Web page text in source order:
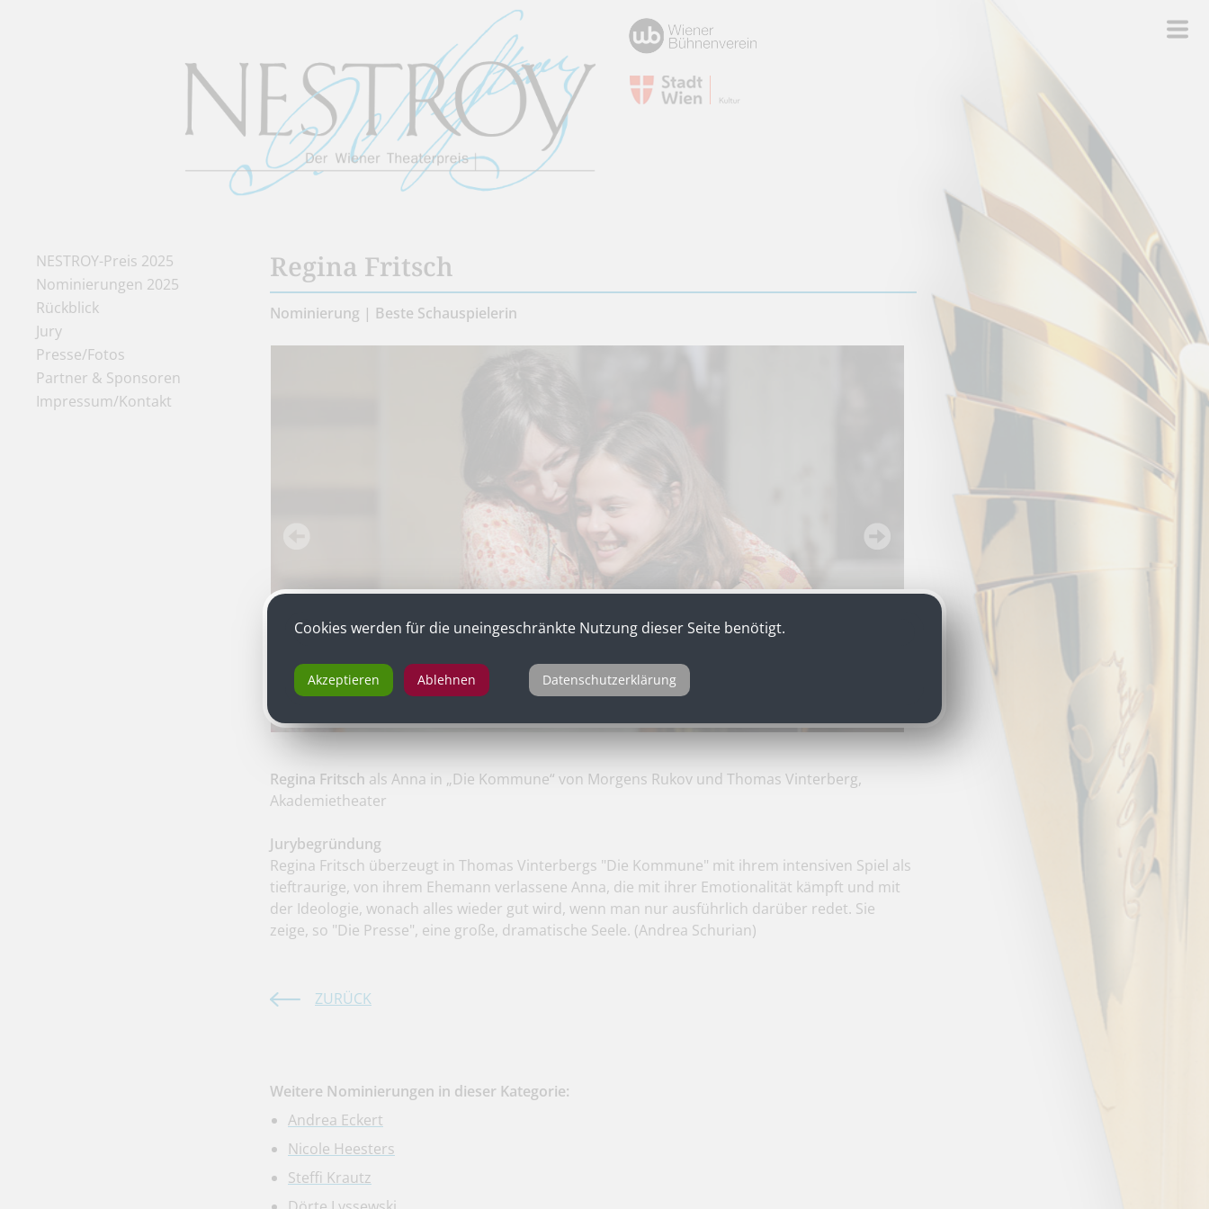
NESTROY-Preis 2025
Nominierungen 2025
Rückblick
Jury
Presse/Fotos
Partner & Sponsoren
Impressum/Kontakt
Regina Fritsch
Nominierung | Beste Schauspielerin
Regina Fritsch als Anna in „Die Kommune“ von Morgens Rukov und Thomas Vinterberg,
Akademietheater
Jurybegründung
Regina Fritsch überzeugt in Thomas Vinterbergs "Die Kommune" mit ihrem intensiven Spiel als
tieftraurige, von ihrem Ehemann verlassene Anna, die mit ihrer Emotionalität kämpft und mit
der Ideologie, wonach alles wieder gut wird, wenn man nur ausführlich darüber redet. Sie
zeige, so "Die Presse", eine große, dramatische Seele. (Andrea Schurian)
ZURÜCK
Weitere Nominierungen in dieser Kategorie:
Andrea Eckert
Nicole Heesters
Steffi Krautz
Cookies werden für die uneingeschränkte Nutzung dieser Seite benötigt.
Akzeptieren Ablehnen Datenschutzerklärung